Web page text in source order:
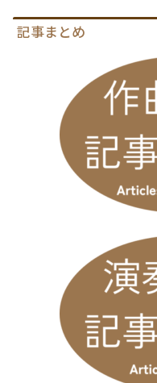
記事まとめ